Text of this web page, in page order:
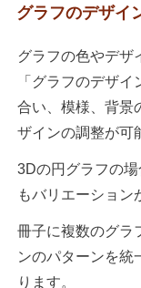
グラフのデザイ
グラフの色やデザ
「グラフのデザ
合い、模様、背景
ザインの調整が可
3Dの円グラフの
もバリエーション
冊子に複数のグラ
ンのパターンを統
ります。